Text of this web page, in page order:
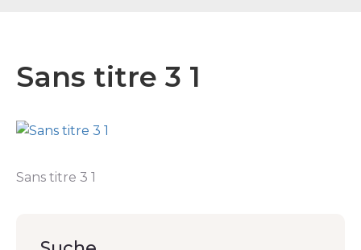
Sans titre 3 1
Sans titre 3 1